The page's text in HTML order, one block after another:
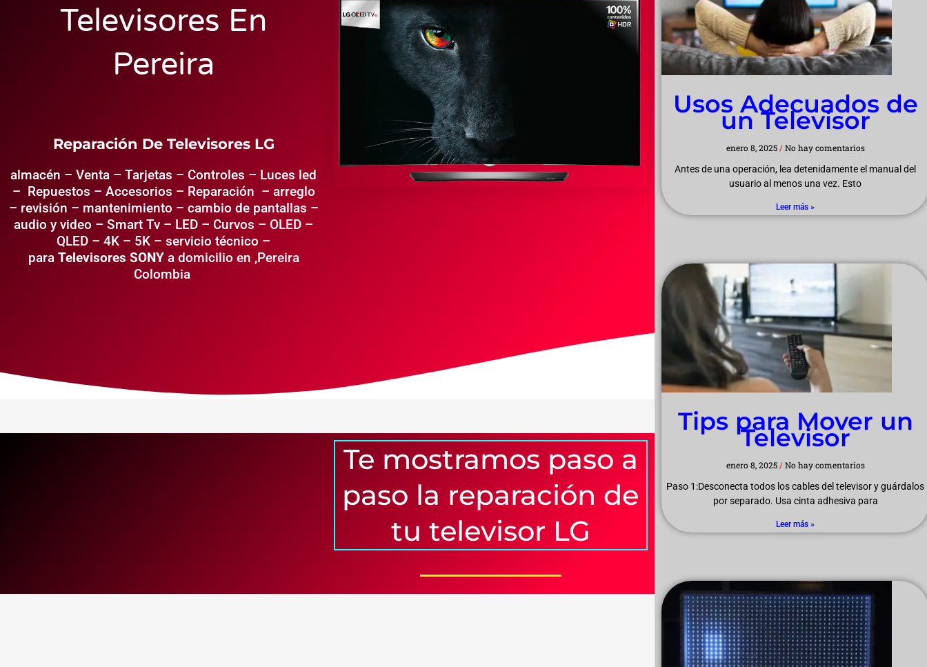
Televisores En
Pereira
Reparación De Televisores LG
almacén – Venta – Tarjetas – Controles – Luces led
– Repuestos – Accesorios – Reparación – arreglo
– revisión – mantenimiento – cambio de pantallas –
audio y video – Smart Tv – LED – Curvos – OLED –
QLED – 4K – 5K – servicio técnico –
para Televisores SONY a domicilio en ,Pereira
Colombia
Te mostramos paso a
paso la reparación de
tu televisor LG
Usos Adecuados de
un Televisor
enero 8, 2025 No hay comentarios
Antes de una operación, lea detenidamente el manual del
usuario al menos una vez. Esto
Leer más »
Tips para Mover un
Televisor
enero 8, 2025 No hay comentarios
Paso 1:Desconecta todos los cables del televisor y guárdalos
por separado. Usa cinta adhesiva para
Leer más »